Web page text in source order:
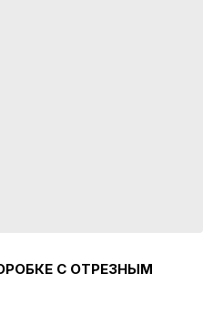
С ОТРЕЗНЫМ